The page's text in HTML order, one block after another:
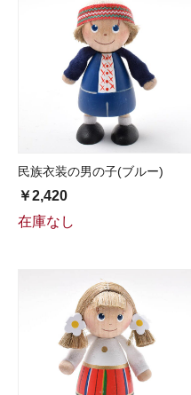
民族衣装の男の子(ブルー)
￥2,420
在庫なし